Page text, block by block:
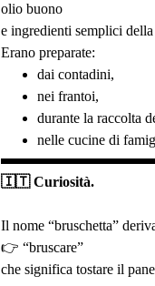
olio buono
e ingredienti semplici della
Erano preparate:
dai contadini,
nei frantoi,
durante la raccolta
nelle cucine di
🇮🇹 Curiosità.
Il nome “bruschetta”
👉 “bruscare”
che significa tostare il